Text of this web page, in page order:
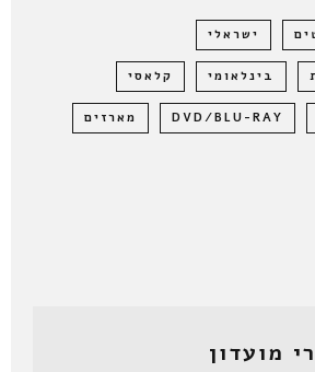
ישראלי
בינלאומי קלאסי
DVD/BLU-RAY מארזים
מועדון